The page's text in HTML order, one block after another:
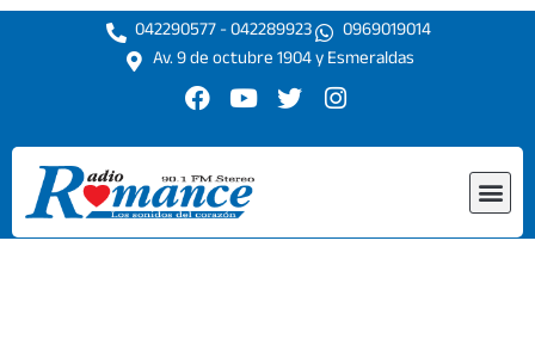
Ir
042290577 - 042289923
0969019014
Av. 9 de octubre 1904 y Esmeraldas
F
c
e
b
o
o
Y
u
t
u
b
e
T
i
r
I
s
r